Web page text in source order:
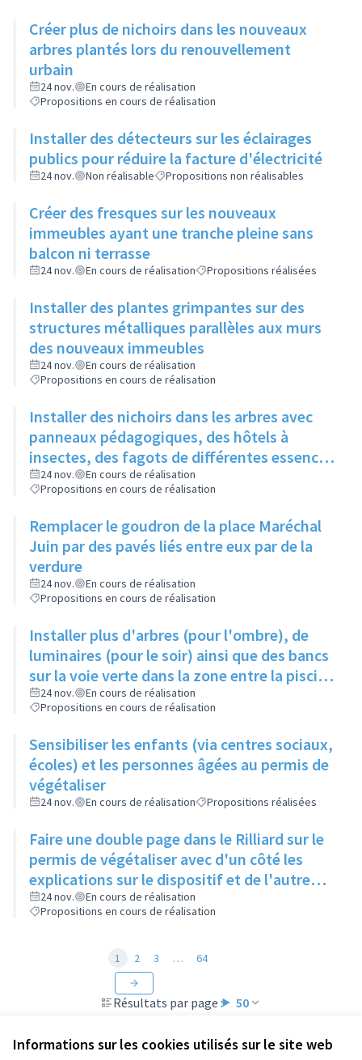
Informations sur les cookies utilisés sur le site web
Créer plus de nichoirs dans les nouveaux
arbres plantés lors du renouvellement
urbain
24 nov.
En cours de réalisation
Propositions en cours de réalisation
Installer des détecteurs sur les éclairages
publics pour réduire la facture d'électricité
24 nov. Non réalisable Propositions non réalisables
Créer des fresques sur les nouveaux
immeubles ayant une tranche pleine sans
balcon ni terrasse
24 nov. En cours de réalisation Propositions réalisées
Installer des plantes grimpantes sur des
structures métalliques parallèles aux murs
des nouveaux immeubles
24 nov.
En cours de réalisation
Propositions en cours de réalisation
Installer des nichoirs dans les arbres avec
panneaux pédagogiques, des hôtels à
insectes, des fagots de différentes essences
pour stimuler la biodiversité sur la place du
Château à la Roue
24 nov.
En cours de réalisation
Propositions en cours de réalisation
Remplacer le goudron de la place Maréchal
Juin par des pavés liés entre eux par de la
verdure
24 nov.
En cours de réalisation
Propositions en cours de réalisation
Installer plus d'arbres (pour l'ombre), de
luminaires (pour le soir) ainsi que des bancs
sur la voie verte dans la zone entre la piscine
et la rue de l'Industrie
24 nov.
En cours de réalisation
Propositions en cours de réalisation
Sensibiliser les enfants (via centres sociaux,
écoles) et les personnes âgées au permis de
végétaliser
24 nov. En cours de réalisation Propositions réalisées
Faire une double page dans le Rilliard sur le
permis de végétaliser avec d'un côté les
explications sur le dispositif et de l'autre
côté des exemples concrets de lieux à
investir
24 nov.
En cours de réalisation
Propositions en cours de réalisation
Résultats par page : 50
1 2 3 … 64